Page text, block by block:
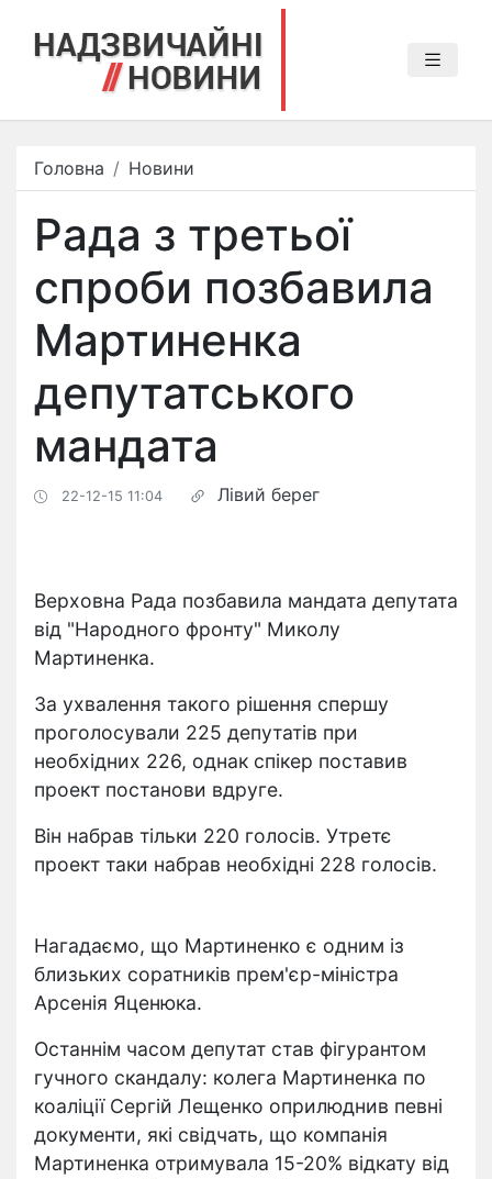
Головна Новини
Рада з третьої
спроби позбавила
Мартиненка
депутатського
мандата
22-12-15 11:04 Лівий берег
Верховна Рада позбавила мандата депутата
від "Народного фронту" Миколу
Мартиненка.
За ухвалення такого рішення спершу
проголосували 225 депутатів при
необхідних 226, однак спікер поставив
проект постанови вдруге.
Він набрав тільки 220 голосів. Утретє
проект таки набрав необхідні 228 голосів.
Нагадаємо, що Мартиненко є одним із
близьких соратників прем'єр-міністра
Арсенія Яценюка.
Останнім часом депутат став фігурантом
гучного скандалу: колега Мартиненка по
коаліції Сергій Лещенко оприлюднив певні
документи, які свідчать, що компанія
Мартиненка отримувала 15-20% відкату від